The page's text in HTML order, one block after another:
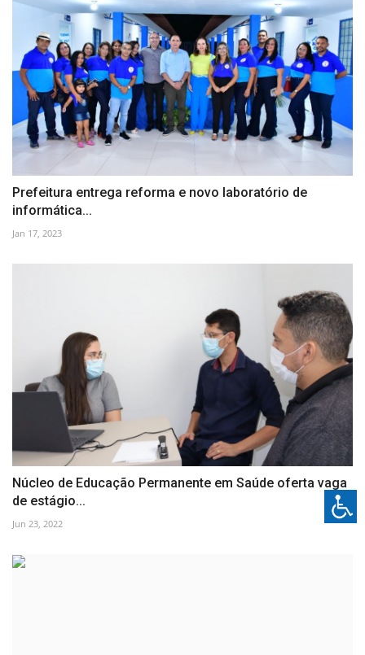
Prefeitura entrega reforma e novo laboratório de
informática...
Jan 17, 2023
Núcleo de Educação Permanente em Saúde oferta vaga
de estágio...
Jun 23, 2022